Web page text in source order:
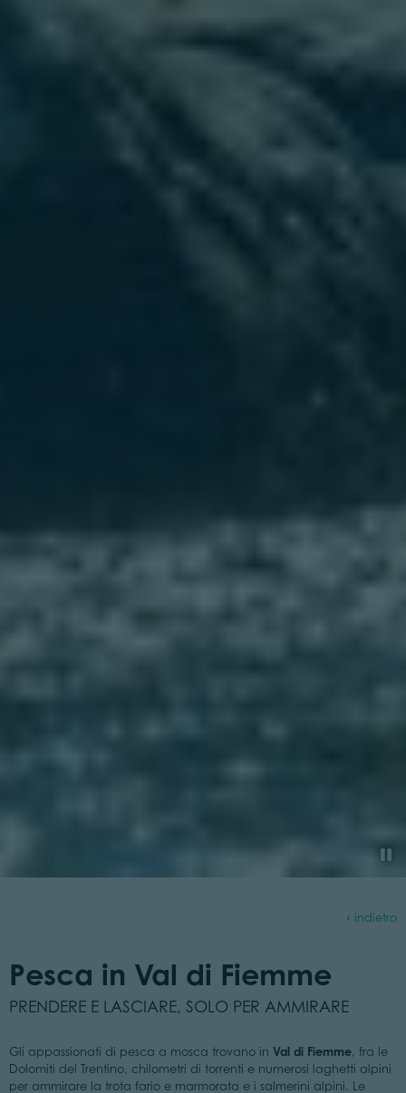
indietro
Pesca in Val di Fiemme
PRENDERE E LASCIARE, SOLO PER AMMIRARE
Gli appassionati di pesca a mosca trovano in Val di Fiemme, fra le
Dolomiti del Trentino, chilometri di torrenti e numerosi laghetti alpini
per ammirare la trota fario e marmorata e i salmerini alpini. Le